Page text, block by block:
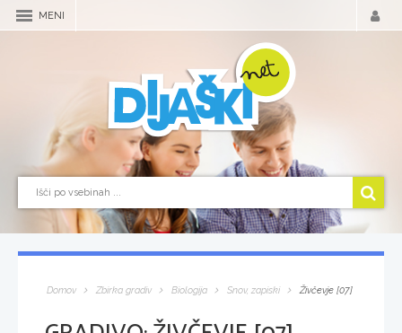
MENI
Domov Zbirka gradiv Biologija Snov, zapiski Živčevje [07]